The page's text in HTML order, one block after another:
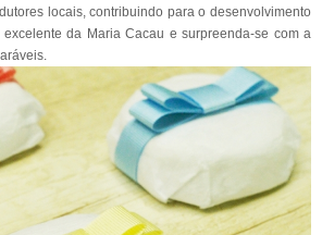
locais, contribuindo para o desenvolvimento
da Maria Cacau e surpreenda-se com a